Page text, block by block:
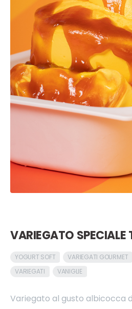
VARIEGATO SPECIALE
YOGURT SOFT
VARIEGATI GOURMET
VARIEGATI
VANIGLIE
Variegato al gusto albicocca